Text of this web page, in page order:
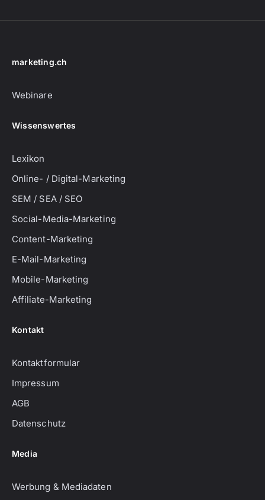
marketing.ch
Webinare
Wissenswertes
Lexikon
Online- / Digital-Marketing
SEM / SEA / SEO
Social-Media-Marketing
Content-Marketing
E-Mail-Marketing
Mobile-Marketing
Affiliate-Marketing
Kontakt
Kontaktformular
Impressum
AGB
Datenschutz
Media
Werbung & Mediadaten